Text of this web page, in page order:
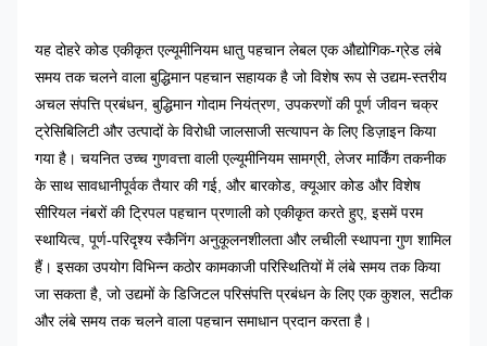
यह दोहरे कोड एकीकृत एल्यूमीनियम धातु पहचान लेबल एक औद्योगिक-ग्रेड लंबे
समय तक चलने वाला बुद्धिमान पहचान सहायक है जो विशेष रूप से उद्यम-स्तरीय
अचल संपत्ति प्रबंधन, बुद्धिमान गोदाम नियंत्रण, उपकरणों की पूर्ण जीवन चक्र
ट्रेसिबिलिटी और उत्पादों के विरोधी जालसाजी सत्यापन के लिए डिज़ाइन किया
गया है। चयनित उच्च गुणवत्ता वाली एल्यूमीनियम सामग्री, लेजर मार्किंग तकनीक
के साथ सावधानीपूर्वक तैयार की गई, और बारकोड, क्यूआर कोड और विशेष
सीरियल नंबरों की ट्रिपल पहचान प्रणाली को एकीकृत करते हुए, इसमें परम
स्थायित्व, पूर्ण-परिदृश्य स्कैनिंग अनुकूलनशीलता और लचीली स्थापना गुण शामिल
हैं। इसका उपयोग विभिन्न कठोर कामकाजी परिस्थितियों में लंबे समय तक किया
जा सकता है, जो उद्यमों के डिजिटल परिसंपत्ति प्रबंधन के लिए एक कुशल, सटीक
और लंबे समय तक चलने वाला पहचान समाधान प्रदान करता है।